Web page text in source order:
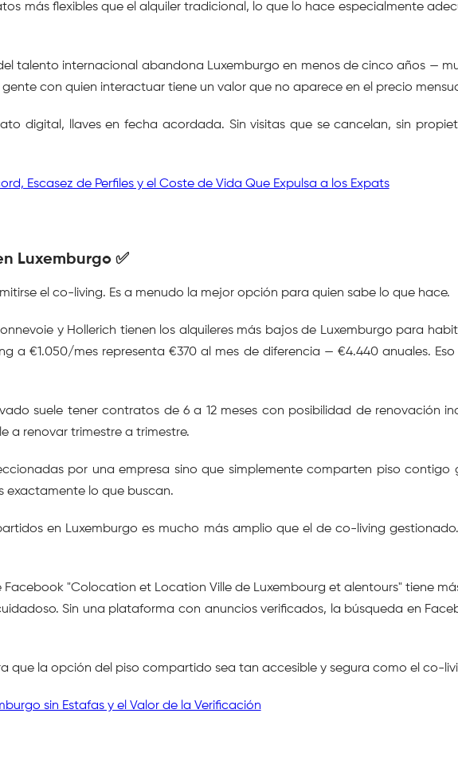
más flexibles que el alquiler tradicional, lo que lo hace especialmente
talento internacional abandona Luxemburgo en menos de cinco años —
con quien interactuar tiene un valor que no aparece en el precio
digital, llaves en fecha acordada. Sin visitas que se cancelan, sin
Escasez de Perfiles y el Coste de Vida Que Expulsa a los Expats
Luxemburgo ✅
el co-living. Es a menudo la mejor opción para quien sabe lo que hace.
y Hollerich tienen los alquileres más bajos de Luxemburgo para
a €1.050/mes representa €370 al mes de diferencia — €4.440 anuales.
suele tener contratos de 6 a 12 meses con posibilidad de renovación
a renovar trimestre a trimestre.
por una empresa sino que simplemente comparten piso
exactamente lo que buscan.
en Luxemburgo es mucho más amplio que el de co-living
"Colocation et Location Ville de Luxembourg et alentours" tiene
Sin una plataforma con anuncios verificados, la búsqueda en
que la opción del piso compartido sea tan accesible y segura como el co-
sin Estafas y el Valor de la Verificación